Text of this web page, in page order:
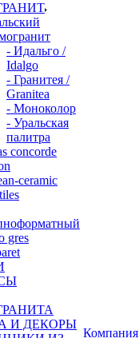
- Идальго /
Idalgo
- Гранитея /
Granitea
- Моноколор
- Уральская
палитра
concorde
ceramic
gres
И ДЕКОРЫ
Компания